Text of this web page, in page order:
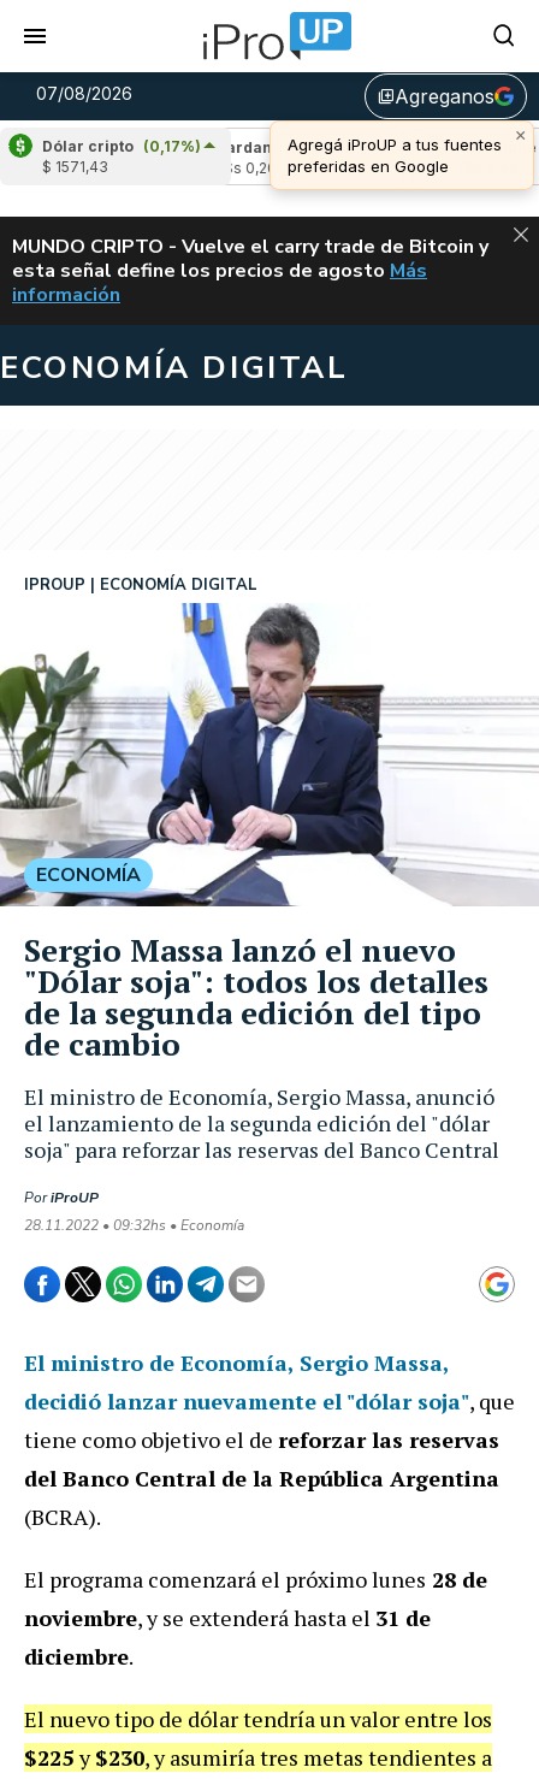
07/08/2026 library_addAgreganos
×
Agregá iProUP a tus fuentes
preferidas en Google
Dólar cripto (0,17%)
$ 1571,43
Cardano (6,49%)
u$s 0,20
Avalanche
(-
u$s 6,46
ALERTA
MUNDO CRIPTO - Vuelve el carry trade de Bitcoin y
esta señal define los precios de agosto VUELVE EL
Más
información
ECONOMÍA DIGITAL
El ministro de Economía, Sergio Massa, anunció
el lanzamiento de la segunda edición del "dólar
soja" para reforzar las reservas del Banco Central
IPROUP ECONOMÍA DIGITAL
PoriProUP
28.11.2022 • 09:32hs • Economía
ECONOMÍA
Sergio Massa lanzó el nuevo
"Dólar soja": todos los detalles
de la segunda edición del tipo
de cambio
El ministro de Economía, Sergio Massa,
decidió lanzar nuevamente el "dólar soja", que
tiene como objetivo el de reforzar las reservas
del Banco Central de la República Argentina
(BCRA).
El programa comenzará el próximo lunes 28 de
noviembre, y se extenderá hasta el 31 de
diciembre.
El nuevo tipo de dólar tendría un valor entre los
$225y$230, y asumiría tres metas tendientes a